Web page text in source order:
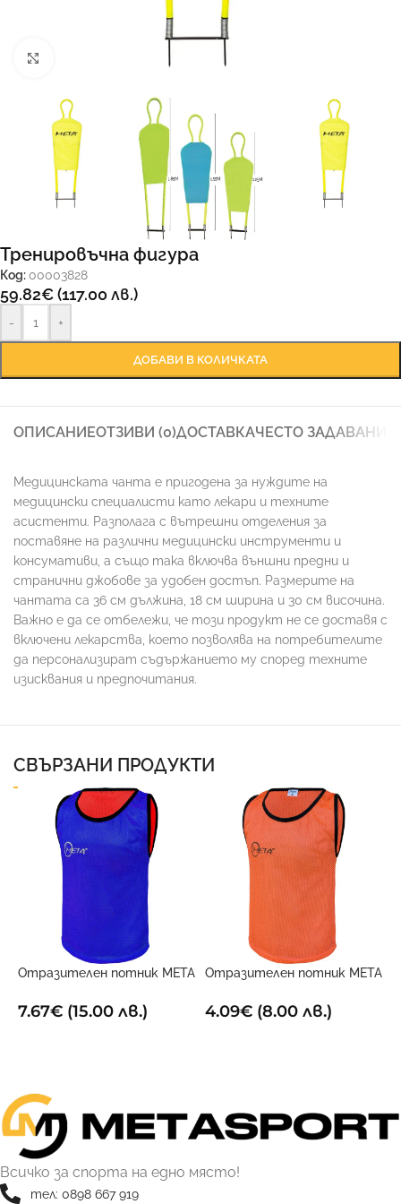
Тренировъчна фигура
Код: 00003828
59.82€(117.00 лв.)
- +
ДОБАВИ В КОЛИЧКАТА
ОПИСАНИЕОТЗИВИ (0)ДОСТАВКАЧЕСТО ЗАДАВАНИ
Медицинската чанта е пригодена за нуждите на
медицински специалисти като лекари и техните
асистенти. Разполага с вътрешни отделения за
поставяне на различни медицински инструменти и
консумативи, а също така включва външни предни и
странични джобове за удобен достъп. Размерите на
чантата са 36 см дължина, 18 см ширина и 30 см височина.
Важно е да се отбележи, че този продукт не се доставя с
включени лекарства, което позволява на потребителите
да персонализират съдържанието му според техните
изисквания и предпочитания.
СВЪРЗАНИ ПРОДУКТИ
Отразителен потник META
7.67€ (15.00 лв.)
Отразителен потник META
4.09€(8.00 лв.)
Всичко за спорта на едно място!
тел: 0898 667 919